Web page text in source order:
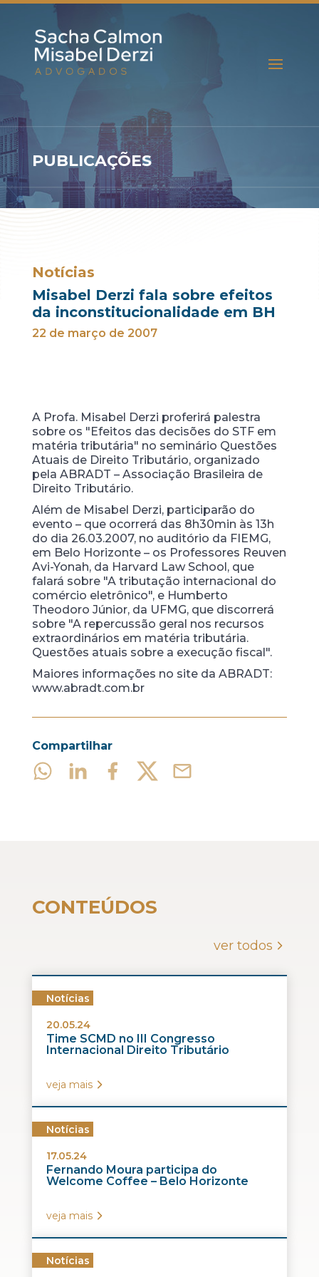
PUBLICAÇÕES
Notícias
Misabel Derzi fala sobre efeitos
da inconstitucionalidade em BH
22 de março de 2007
A Profa. Misabel Derzi proferirá palestra
sobre os "Efeitos das decisões do STF em
matéria tributária" no seminário Questões
Atuais de Direito Tributário, organizado
pela ABRADT – Associação Brasileira de
Direito Tributário.
Além de Misabel Derzi, participarão do
evento – que ocorrerá das 8h30min às 13h
do dia 26.03.2007, no auditório da FIEMG,
em Belo Horizonte – os Professores Reuven
Avi-Yonah, da Harvard Law School, que
falará sobre "A tributação internacional do
comércio eletrônico", e Humberto
Theodoro Júnior, da UFMG, que discorrerá
sobre "A repercussão geral nos recursos
extraordinários em matéria tributária.
Questões atuais sobre a execução fiscal".
Maiores informações no site da ABRADT:
www.abradt.com.br
Compartilhar
CONTEÚDOS
ver todos
Notícias
20.05.24
Time SCMD no III Congresso
Internacional Direito Tributário
veja mais
Notícias
17.05.24
Fernando Moura participa do
Welcome Coffee – Belo Horizonte
veja mais
Notícias